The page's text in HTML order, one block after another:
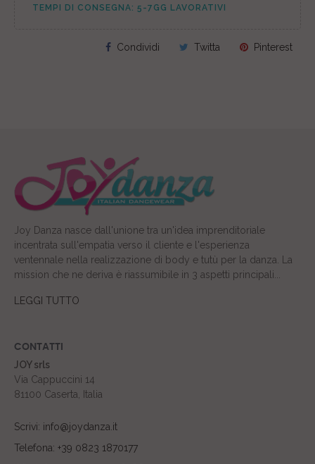
TEMPI DI CONSEGNA: 5-7GG LAVORATIVI
Condividi Twitta Pinterest
Joy Danza nasce dall'unione tra un'idea imprenditoriale
incentrata sull'empatia verso il cliente e l'esperienza
ventennale nella realizzazione di body e tutù per la danza. La
mission che ne deriva è riassumibile in 3 aspetti principali...
LEGGI TUTTO
CONTATTI
JOY srls
Via Cappuccini 14
81100 Caserta, Italia
Scrivi: info@joydanza.it
Telefona: +39 0823 1870177